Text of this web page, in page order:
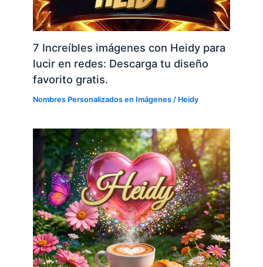
7 Increíbles imágenes con Heidy para
lucir en redes: Descarga tu diseño
favorito gratis.
Nombres Personalizados en Imágenes / Heidy